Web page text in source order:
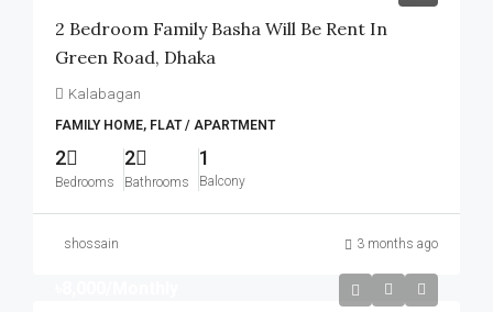
2 Bedroom Family Basha Will Be Rent In
Green Road, Dhaka
Kalabagan
FAMILY HOME, FLAT / APARTMENT
2
Bedrooms
2
Bathrooms
1
Balcony
shossain 3 months ago